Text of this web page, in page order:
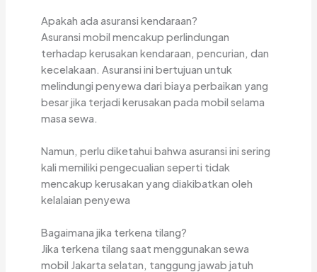
Apakah ada asuransi kendaraan?
Asuransi mobil mencakup perlindungan
terhadap kerusakan kendaraan, pencurian, dan
kecelakaan. Asuransi ini bertujuan untuk
melindungi penyewa dari biaya perbaikan yang
besar jika terjadi kerusakan pada mobil selama
masa sewa.
Namun, perlu diketahui bahwa asuransi ini sering
kali memiliki pengecualian seperti tidak
mencakup kerusakan yang diakibatkan oleh
kelalaian penyewa
Bagaimana jika terkena tilang?
Jika terkena tilang saat menggunakan sewa
mobil Jakarta selatan, tanggung jawab jatuh